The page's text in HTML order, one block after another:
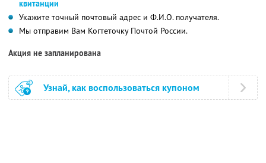
квитанции
Укажите точный почтовый адрес и Ф.И.О. получателя.
Мы отправим Вам Когтеточку Почтой России.
Акция не запланирована
Узнай, как воспользоваться купоном